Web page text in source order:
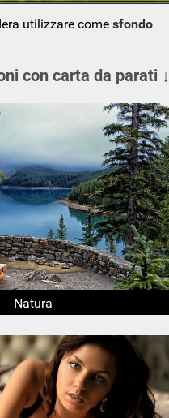
utilizzare comesfondo
con carta da parati ↓
Natura